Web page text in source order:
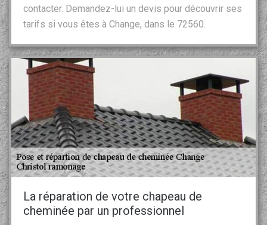
contacter. Demandez-lui un devis pour découvrir ses
tarifs si vous êtes à Change, dans le 72560.
La réparation de votre chapeau de
cheminée par un professionnel